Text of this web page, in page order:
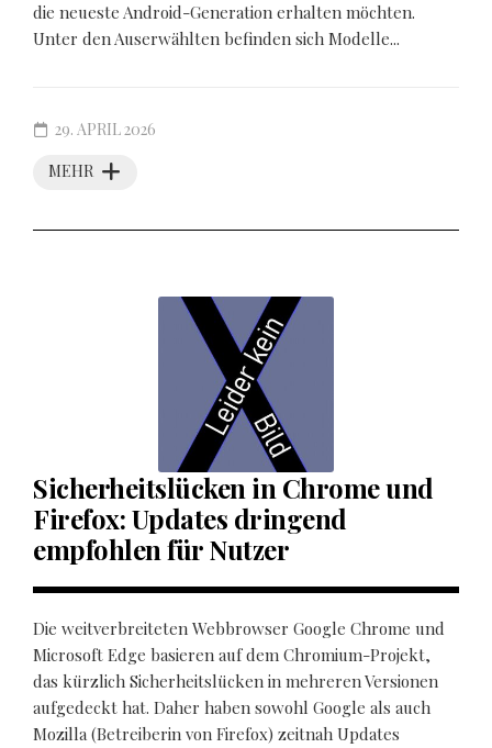
die neueste Android-Generation erhalten möchten.
Unter den Auserwählten befinden sich Modelle...
MEHR
29. APRIL 2026
Sicherheitslücken in Chrome und
Firefox: Updates dringend
empfohlen für Nutzer
Die weitverbreiteten Webbrowser Google Chrome und
Microsoft Edge basieren auf dem Chromium-Projekt,
das kürzlich Sicherheitslücken in mehreren Versionen
aufgedeckt hat. Daher haben sowohl Google als auch
Mozilla (Betreiberin von Firefox) zeitnah Updates